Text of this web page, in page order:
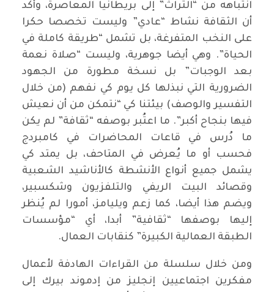
انتباهه من “التراث” إلى بريطانيا المعاصرة، وأكد
أن الثقافة نشاط “عادي” وليست تخصصا حكرا
على النخب المتفرغة، بل تشمل “طريقة كاملة في
الحياة”. وهي أيضا جوهرية، وليست “صلاة نعمة
بعد الوجبات” بل نسخة مطورة من الجهود
الضرورية التي نبذلها كل يوم كي نفهم (من خلال
التفسير والوصف) بيئتنا كي “نتمكن من أن نعيش
فيها بنجاح أكبر”. ما اعتُبر بوصفه “ثقافة” لم يكن
ما دُرس في قاعات المحاضرات في كامبردج
فحسب أو ما يُعرض في المتاحف، بل يمتد كي
يشمل جميع أنواع الأنشطة كالأناشيد الشعبية
وقصائد البيت الريفي والتلفزيون وشكسبير،
ويضم هذا أيضا، كما زعم ويليامز، أمورا لم يُنظر
إليها بوصفها “ثقافية” أبدا، أي “مؤسسات
الطبقة العمالية الكبيرة” كنقابات العمال.
ومن خلال سلسلة من القراءات الهادفة لأعمال
مفكرين اجتماعيين إنجليز من إدموند بيرك إلى